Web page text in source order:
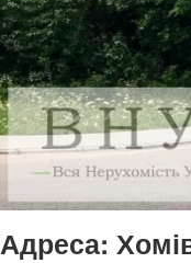
Адреса: